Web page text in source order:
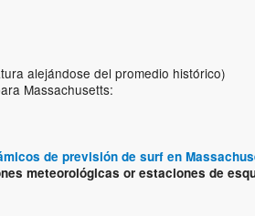
alejándose del promedio histórico)
Massachusetts:
de previsión de surf en
meteorológicas or estaciones de